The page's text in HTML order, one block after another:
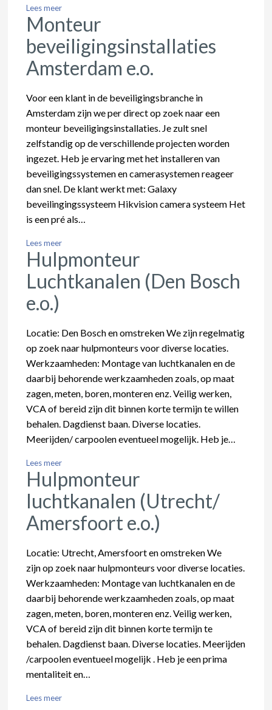
Lees meer
Monteur
beveiligingsinstallaties
Amsterdam e.o.
Voor een klant in de beveiligingsbranche in
Amsterdam zijn we per direct op zoek naar een
monteur beveiligingsinstallaties. Je zult snel
zelfstandig op de verschillende projecten worden
ingezet. Heb je ervaring met het installeren van
beveiligingssystemen en camerasystemen reageer
dan snel. De klant werkt met: Galaxy
beveilingingssysteem Hikvision camera systeem Het
is een pré als…
Lees meer
Hulpmonteur
Luchtkanalen (Den Bosch
e.o.)
Locatie: Den Bosch en omstreken We zijn regelmatig
op zoek naar hulpmonteurs voor diverse locaties.
Werkzaamheden: Montage van luchtkanalen en de
daarbij behorende werkzaamheden zoals, op maat
zagen, meten, boren, monteren enz. Veilig werken,
VCA of bereid zijn dit binnen korte termijn te willen
behalen. Dagdienst baan. Diverse locaties.
Meerijden/ carpoolen eventueel mogelijk. Heb je…
Lees meer
Hulpmonteur
luchtkanalen (Utrecht/
Amersfoort e.o.)
Locatie: Utrecht, Amersfoort en omstreken We
zijn op zoek naar hulpmonteurs voor diverse locaties.
Werkzaamheden: Montage van luchtkanalen en de
daarbij behorende werkzaamheden zoals, op maat
zagen, meten, boren, monteren enz. Veilig werken,
VCA of bereid zijn dit binnen korte termijn te
behalen. Dagdienst baan. Diverse locaties. Meerijden
/carpoolen eventueel mogelijk . Heb je een prima
mentaliteit en…
Lees meer